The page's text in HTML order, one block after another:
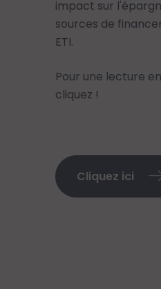
impact sur
sources de
ETI.
Pour une lecture
cliquez !
Cliquez ici